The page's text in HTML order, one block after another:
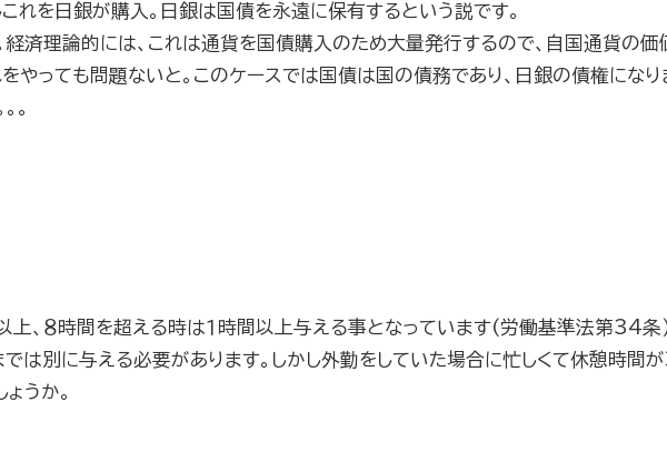
れを日銀が購入。日銀は国債を永遠に保有するという説です。
済理論的には、これは通貨を国債購入のため大量発行するので、自国通貨の価
をやっても問題ないと。このケースでは国債は国の債務であり、日銀の債権になり
。
、８時間を超える時は１時間以上与える事となっています(労働基準法第34条
別に与える必要があります。しかし外勤をしていた場合に忙しくて休憩時間
うか。